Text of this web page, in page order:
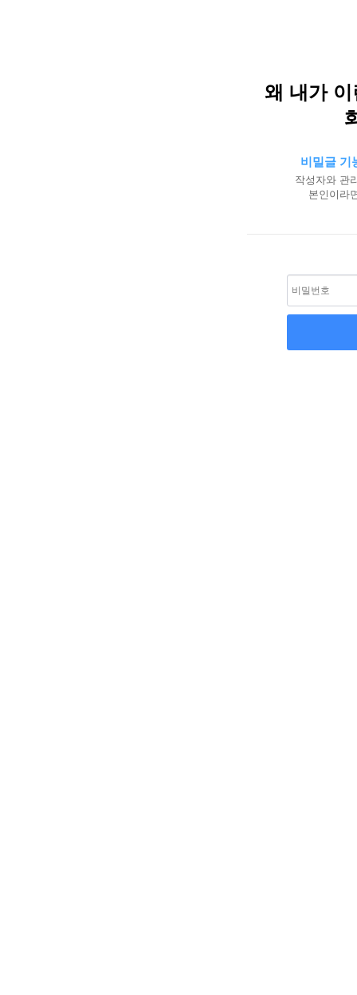
왜 내가
비밀글 기
작성자와 관
본인이라